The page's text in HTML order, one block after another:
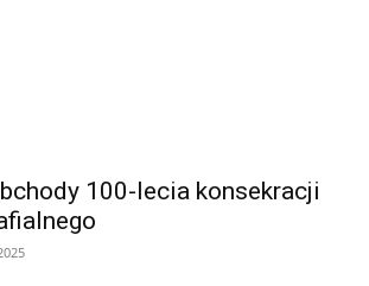
100-lecia konsekracji